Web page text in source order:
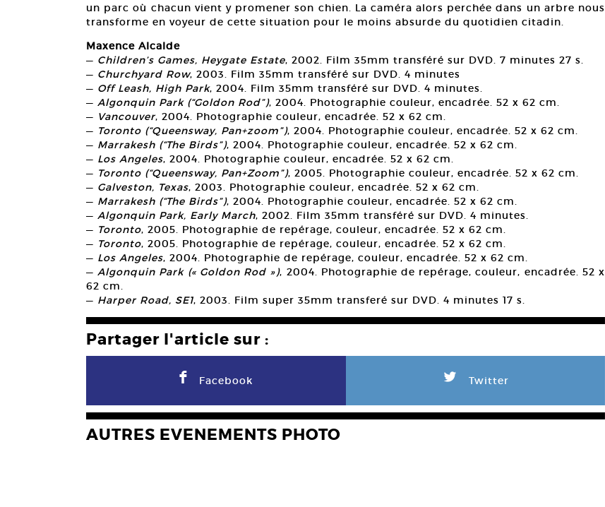
un parc où chacun vient y promener son chien. La caméra alors perchée dans un arbre nous
transforme en voyeur de cette situation pour le moins absurde du quotidien citadin.
Maxence Alcalde
— Children’s Games, Heygate Estate, 2002. Film 35mm transféré sur DVD. 7 minutes 27 s.
— Churchyard Row, 2003. Film 35mm transféré sur DVD. 4 minutes
— Off Leash, High Park, 2004. Film 35mm transféré sur DVD. 4 minutes.
— Algonquin Park (“Goldon Rod”), 2004. Photographie couleur, encadrée. 52 x 62 cm.
— Vancouver, 2004. Photographie couleur, encadrée. 52 x 62 cm.
— Toronto (“Queensway, Pan+zoom”), 2004. Photographie couleur, encadrée. 52 x 62 cm.
— Marrakesh (“The Birds”), 2004. Photographie couleur, encadrée. 52 x 62 cm.
— Los Angeles, 2004. Photographie couleur, encadrée. 52 x 62 cm.
— Toronto (“Queensway, Pan+Zoom”), 2005. Photographie couleur, encadrée. 52 x 62 cm.
— Galveston, Texas, 2003. Photographie couleur, encadrée. 52 x 62 cm.
— Marrakesh (“The Birds”), 2004. Photographie couleur, encadrée. 52 x 62 cm.
— Algonquin Park, Early March, 2002. Film 35mm transféré sur DVD. 4 minutes.
— Toronto, 2005. Photographie de repérage, couleur, encadrée. 52 x 62 cm.
— Toronto, 2005. Photographie de repérage, couleur, encadrée. 52 x 62 cm.
— Los Angeles, 2004. Photographie de repérage, couleur, encadrée. 52 x 62 cm.
—Algonquin Park (« Goldon Rod »), 2004. Photographie de repérage, couleur, encadrée. 52 x
62 cm.
— Harper Road, SE1, 2003. Film super 35mm transferé sur DVD. 4 minutes 17 s.
Partager l'article sur :
F Facebook L Twitter
AUTRES EVENEMENTS PHOTO